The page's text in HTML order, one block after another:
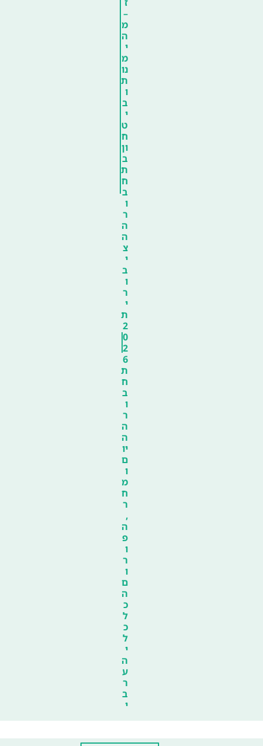
–
מ
ה
י
מ
נו
ת
ו
ב
י
ט
ח
ון
ב
ת
ח
ב
ו
ר
ה
ה
צ
י
ב
ו
ר
י
ת
2
0
2
6
ת
ח
ב
ו
ר
ה
ה
יו
ם
ו
מ
ח
ר
,
ה
פ
ו
ר
ו
ם
ה
כ
ל
כ
ל
י
ה
ע
ר
ב
י